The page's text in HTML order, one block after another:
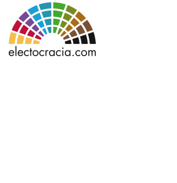
Ir al contenido principal